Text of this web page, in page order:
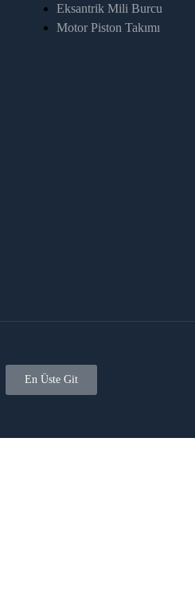
Eksantrik Mili Burcu
Motor Piston Takımı
En Üste Git